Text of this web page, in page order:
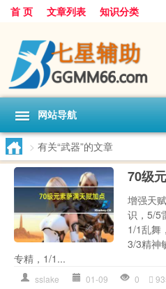
首 页 文章列表 知识分类
网站导航
> 有关“武器”的文章
70级
增强天
识，5/5
1/1乱舞
3/3精神
专精，1/1...
sslake 01-09 0